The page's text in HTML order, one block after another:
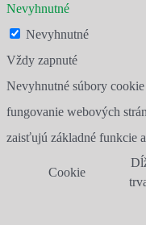
Nevyhnutné
Nevyhnutné
Vždy zapnuté
Nevyhnutné súbory
fungovanie webových
zaisťujú základné funkcie
Cookie